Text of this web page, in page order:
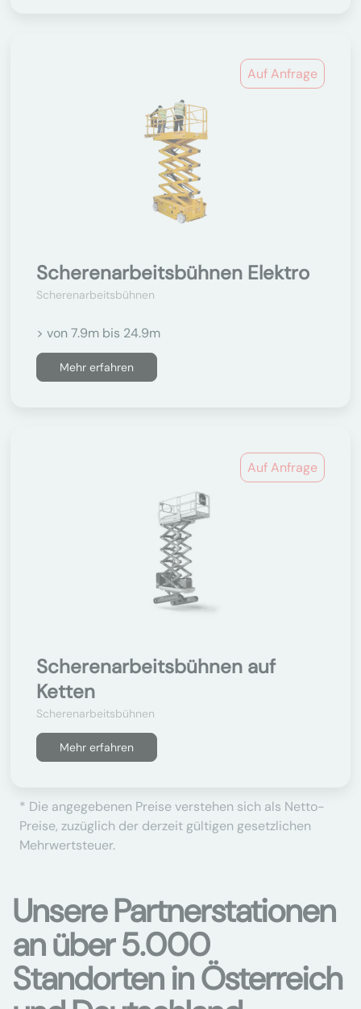
Auf Anfrage
Scherenarbeitsbühnen Elektro
Scherenarbeitsbühnen
> von 7.9m bis 24.9m
Mehr erfahren
Auf Anfrage
Scherenarbeitsbühnen auf
Ketten
Scherenarbeitsbühnen
Mehr erfahren
* Die angegebenen Preise verstehen sich als Netto-
Preise, zuzüglich der derzeit gültigen gesetzlichen
Mehrwertsteuer.
Unsere Partnerstationen
an über 5.000
Standorten in Österreich